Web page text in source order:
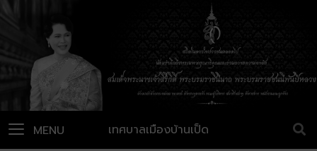
เทศบาลเมืองบ้านเป็ด
MENU